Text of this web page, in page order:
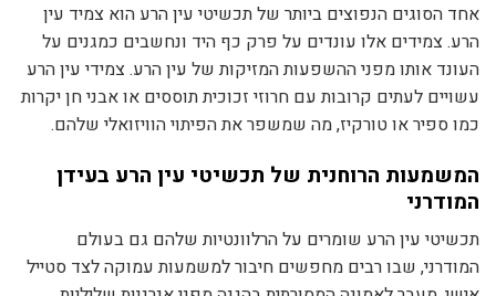
אחד הסוגים הנפוצים ביותר של תכשיטי עין הרע הוא צמיד עין
הרע. צמידים אלו עונדים על פרק כף היד ונחשבים כמגנים על
העונד אותו מפני ההשפעות המזיקות של עין הרע. צמידי עין הרע
עשויים לעתים קרובות עם חרוזי זכוכית תוססים או אבני חן יקרות
כמו ספיר או טורקיז, מה שמשפר את הפיתוי הוויזואלי שלהם.
המשמעות הרוחנית של תכשיטי עין הרע בעידן
המודרני
תכשיטי עין הרע שומרים על הרלוונטיות שלהם גם בעולם
המודרני, שבו רבים מחפשים חיבור למשמעות עמוקה לצד סטייל